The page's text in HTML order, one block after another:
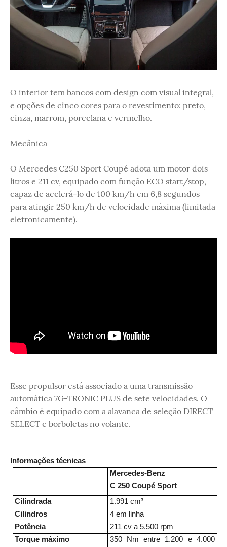
O interior tem bancos com design com visual integral,
e opções de cinco cores para o revestimento: preto,
cinza, marrom, porcelana e vermelho.
Mecânica
O Mercedes C250 Sport Coupé adota um motor dois
litros e 211 cv, equipado com função ECO start/stop,
capaz de acelerá-lo de 100 km/h em 6,8 segundos
para atingir 250 km/h de velocidade máxima (limitada
eletronicamente).
Esse propulsor está associado a uma transmissão
automática 7G-TRONIC PLUS de sete velocidades. O
câmbio é equipado com a alavanca de seleção DIRECT
SELECT e borboletas no volante.
Informações técnicas
Mercedes-Benz
C 250 Coupé Sport
Cilindrada
1.991 cm³
Cilindros
4 em linha
Potência
211 cv a 5.500 rpm
Torque máximo
350 Nm entre 1.200 e 4.000